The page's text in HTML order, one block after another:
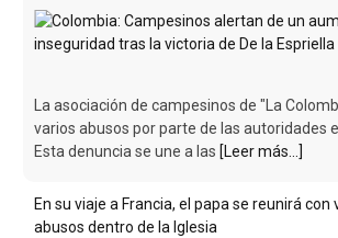
La asociación de campesinos de "La
varios abusos por parte de las autoridades
Esta denuncia se une a las [Leer más...]
En su viaje a Francia, el papa se reunirá con
abusos dentro de la Iglesia